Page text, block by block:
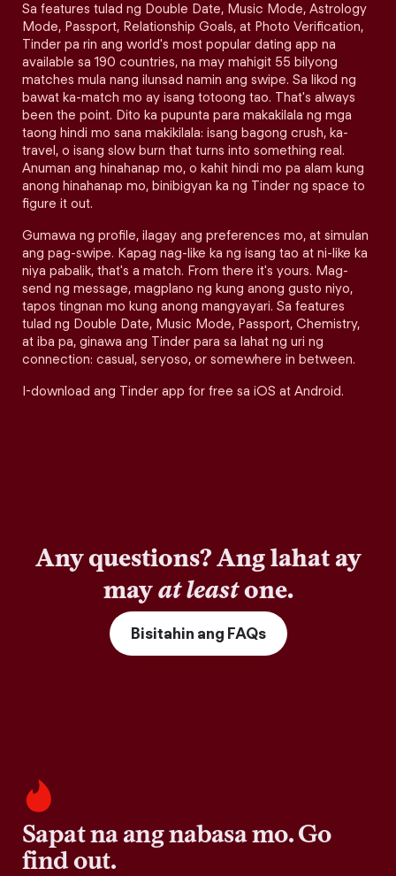
Sa features tulad ng Double Date, Music Mode, Astrology
Mode, Passport, Relationship Goals, at Photo Verification,
Tinder pa rin ang world's most popular dating app na
available sa 190 countries, na may mahigit 55 bilyong
matches mula nang ilunsad namin ang swipe. Sa likod ng
bawat ka-match mo ay isang totoong tao. That's always
been the point. Dito ka pupunta para makakilala ng mga
taong hindi mo sana makikilala: isang bagong crush, ka-
travel, o isang slow burn that turns into something real.
Anuman ang hinahanap mo, o kahit hindi mo pa alam kung
anong hinahanap mo, binibigyan ka ng Tinder ng space to
figure it out.
Gumawa ng profile, ilagay ang preferences mo, at simulan
ang pag-swipe. Kapag nag-like ka ng isang tao at ni-like ka
niya pabalik, that's a match. From there it's yours. Mag-
send ng message, magplano ng kung anong gusto niyo,
tapos tingnan mo kung anong mangyayari. Sa features
tulad ng Double Date, Music Mode, Passport, Chemistry,
at iba pa, ginawa ang Tinder para sa lahat ng uri ng
connection: casual, seryoso, or somewhere in between.
I-download ang Tinder app for free sa iOS at Android.
Any questions? Ang lahat ay
mayat leastone.
Bisitahin ang FAQs
Sapat na ang nabasa mo. Go
find out.